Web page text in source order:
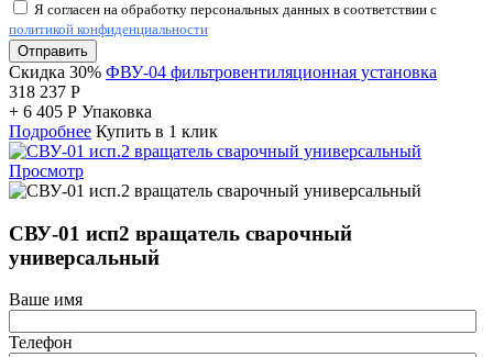
Я согласен на обработку персональных данных в соответствии с
политикой конфиденциальности
Отправить
Скидка 30% ФВУ-04 фильтровентиляционная установка
318 237 Р
+ 6 405 Р Упаковка
Подробнее Купить в 1 клик
Просмотр
СВУ-01 исп2 вращатель сварочный
универсальный
Ваше имя
Телефон